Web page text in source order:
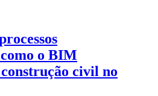
o BIM
civil no